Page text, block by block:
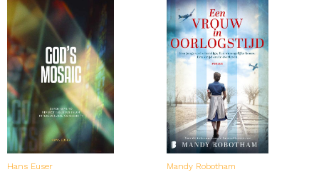
Hans Euser Mandy Robotham